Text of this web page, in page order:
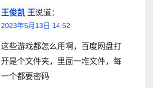
王俊凯 王说道：
2023年5月13日 14:52
这些游戏都怎么用啊，百度网盘打
开是个文件夹，里面一堆文件，每
一个都要密码